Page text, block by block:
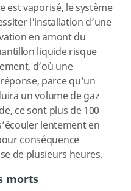
est vaporisé, le système
l'installation d’une
en amont du
liquide risque
d’où une
parce qu’un
un volume de gaz
ce sont plus de 100
lentement en
conséquence
de plusieurs heures.
morts